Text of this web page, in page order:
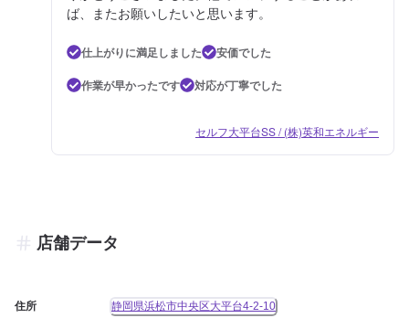
ば、またお願いしたいと思います。
仕上がりに満足しました
安価でした
作業が早かったです
対応が丁寧でした
セルフ大平台SS / (株)英和エネルギー
店舗データ
住所 静岡県浜松市中央区大平台4-2-10